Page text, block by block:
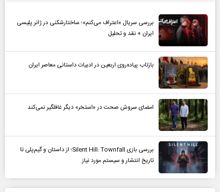
بررسی سریال «اعتراف می‌کنم»؛ ساختارشکنی در ژانر پلیسی
ایران + نقد و تحلیل
بازتاب پیاده‌روی اربعین در ادبیات داستانی معاصر ایران
امضای سروش صحت در «استخر» دیگر غافلگیر نمی‌کند
بررسی بازی Silent Hill: Townfall؛ از داستان و گیم‌پلی تا
تاریخ انتشار و سیستم مورد نیاز